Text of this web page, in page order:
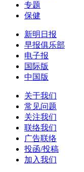
专题
保健
新明日报
早报俱乐部
电子报
国际版
中国版
关于我们
常见问题
关注我们
联络我们
广告联络
投函/投稿
加入我们